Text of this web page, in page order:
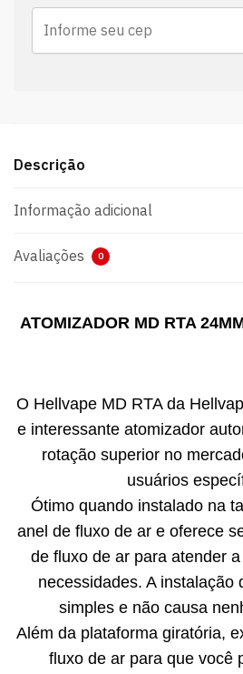
Descrição
Informação adicional
Avaliações 0
ATOMIZADOR MD RTA
O Hellvape MD RTA da
e interessante atomizador
rotação superior no
usuários
Ótimo quando instalado na
anel de fluxo de ar e oferece
de fluxo de ar para atender
necessidades. A instalação
simples e não causa
Além da plataforma giratória,
fluxo de ar para que você